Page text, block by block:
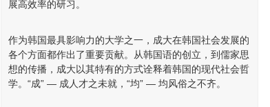
展高效率的研习。
作为韩国最具影响力的大学之一，成大在韩国社会发展的
各个方面都作出了重要贡献。从韩国语的创立，到儒家思
想的传播，成大以其特有的方式诠释着韩国的现代社会哲
学。“成” — 成人才之未就，“均” — 均风俗之不齐。